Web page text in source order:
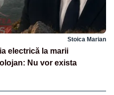
Stoica Marian
electrică la marii
Nu vor exista